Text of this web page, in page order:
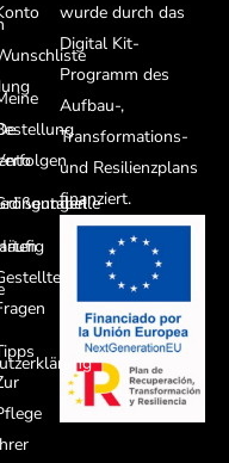
wurde durch das
Digital Kit-
Programm des
Aufbau-,
Transformations-
und Resilienzplans
finanziert.